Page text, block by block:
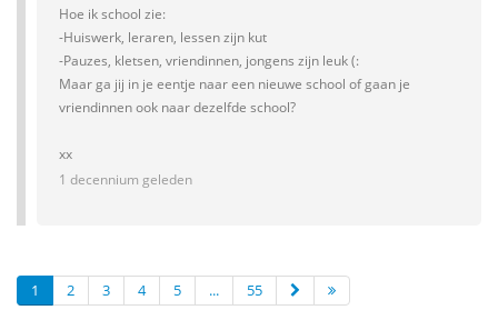
Hoe ik school zie:
-Huiswerk, leraren, lessen zijn kut
-Pauzes, kletsen, vriendinnen, jongens zijn leuk (:
Maar ga jij in je eentje naar een nieuwe school of gaan je
vriendinnen ook naar dezelfde school?
xx
1 decennium geleden
1 2 3 4 5 ... 55